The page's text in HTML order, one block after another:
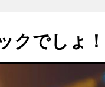
クでしょ！